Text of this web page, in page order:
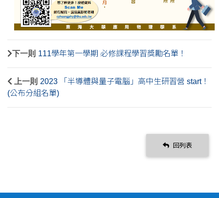
下一則 111學年第一學期 必修課程學習獎勵名單！
上一則 2023 「半導體與量子電腦」高中生研習營 start！
(公布分組名單)
回列表